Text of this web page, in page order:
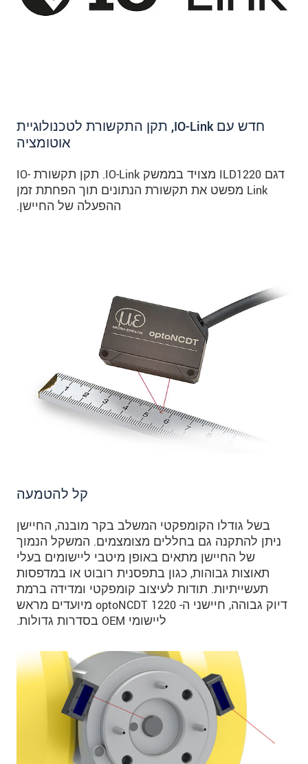
חדש עם IO-Link, תקן התקשורת לטכנולוגיית
אוטומציה
דגם ILD1220 מצויד בממשק IO-Link. תקן תקשורת IO-
Link מפשט את תקשורת הנתונים תוך הפחתת זמן
ההפעלה של החיישן.
קל להטמעה
בשל גודלו הקומפקטי המשלב בקר מובנה, החיישן
ניתן להתקנה גם בחללים מצומצמים. המשקל הנמוך
של החיישן מתאים באופן מיטבי ליישומים בעלי
תאוצות גבוהות, כגון בתפסנית רובוט או במדפסות
תעשייתיות. תודות לעיצוב קומפקטי ומדידה ברמת
דיוק גבוהה, חיישני ה- optoNCDT 1220 מיועדים מראש
ליישומי OEM בסדרות גדולות.